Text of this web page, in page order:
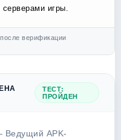
игры.
верификации
ТЕСТ:
ПРОЙДЕН
Ведущий APK-